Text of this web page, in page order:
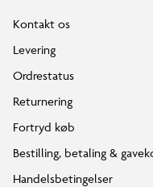
Kontakt os
Levering
Ordrestatus
Returnering
Fortryd køb
Bestilling, betaling &
Handelsbetingelser